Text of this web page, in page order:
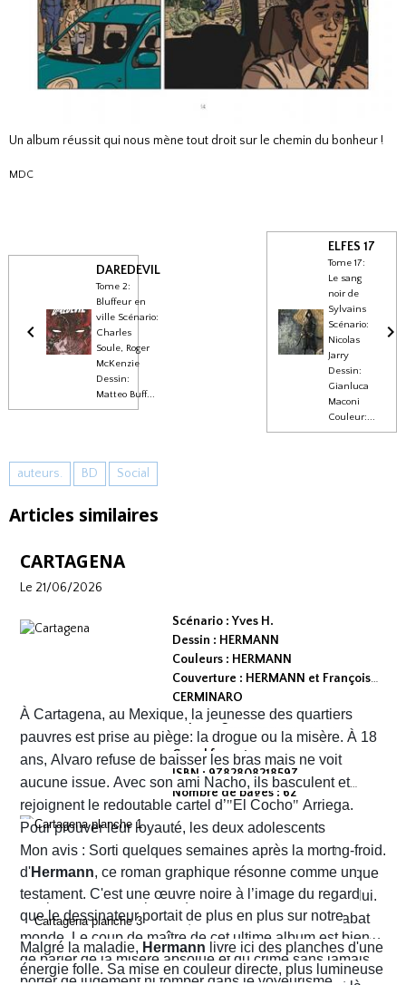
Un album réussit qui nous mène tout droit sur le chemin du bonheur !
MDC
DAREDEVIL
Tome 2:
Bluffeur en
ville Scénario:
Charles
Soule, Roger
McKenzie
Dessin:
Matteo Buff...
ELFES 17
Tome 17:
Le sang
noir de
Sylvains
Scénario:
Nicolas
Jarry
Dessin:
Gianluca
Maconi
Couleur:...
auteurs. BD Social
Articles similaires
CARTAGENA
Le 21/06/2026
Scénario : Yves H.
Dessin : HERMANN
Couleurs : HERMANN
Couverture : HERMANN et François
CERMINARO
Dépot légal : avril 2026
Editeur :
Grand format
ISBN : 9782808218597
Nombre de pages : 62
À Cartagena, au Mexique, la jeunesse des quartiers
pauvres est prise au piège: la drogue ou la misère. À 18
ans, Alvaro refuse de baisser les bras mais ne voit
aucune issue. Avec son ami Nacho, ils basculent et
rejoignent le redoutable cartel d’"El Cocho" Arriega.
Pour prouver leur loyauté, les deux adolescents
reçoivent l'ordre d'exécuter des prisonniers de sang-froid.
Alvaro hésite, tremble mais en proie à une peur panique
finit par obéir. Cela provoque aussitôt un déclic chez lui.
Dans un sursaut de survie, il retourne son arme et abat
l’un des chefs du gang local qui n’est autre que le neveu
d’Arriega. Devenus des hommes à abattre, Alvaro et
Mon avis : Sorti quelques semaines après la mort
d'Hermann, ce roman graphique résonne comme un
testament. C'est une œuvre noire à l’image du regard
que le dessinateur portait de plus en plus sur notre
monde. Le coup de maître de cet ultime album est bien
de parler de la misère absolue et du crime sans jamais
porter de jugement ni tomber dans le voyeurisme.
Malgré la maladie, Hermann livre ici des planches d'une
énergie folle. Sa mise en couleur directe, plus lumineuse